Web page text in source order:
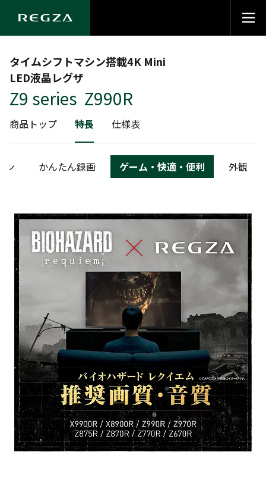
タイムシフトマシン搭載4K Mini
LED液晶レグザ
Z9 series Z990R
商品トップ 特長 仕様表
ン かんたん録画 ゲーム・快適・便利 外観